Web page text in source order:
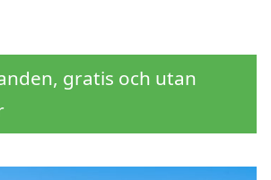
gratis och utan